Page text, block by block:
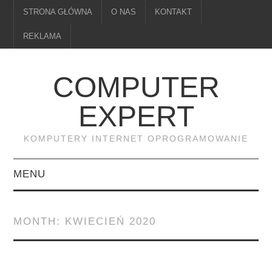
STRONA GŁÓWNA O NAS KONTAKT
REKLAMA
COMPUTER
EXPERT
KOMPUTERY INTERNET OPROGRAMOWANIE
MENU
MONTH: KWIECIEŃ 2020